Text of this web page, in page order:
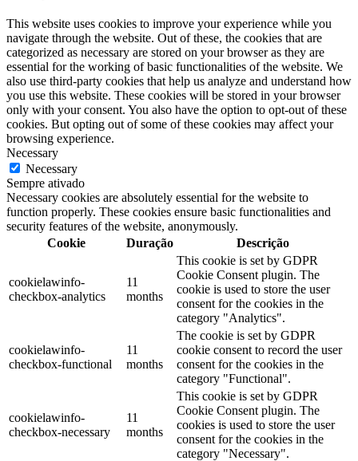
This website uses cookies to improve your experience while you
navigate through the website. Out of these, the cookies that are
categorized as necessary are stored on your browser as they are
essential for the working of basic functionalities of the website. We
also use third-party cookies that help us analyze and understand how
you use this website. These cookies will be stored in your browser
only with your consent. You also have the option to opt-out of these
cookies. But opting out of some of these cookies may affect your
browsing experience.
Necessary
Necessary
Sempre ativado
Necessary cookies are absolutely essential for the website to
function properly. These cookies ensure basic functionalities and
security features of the website, anonymously.
Cookie
Duração Descrição
cookielawinfo-
checkbox-analytics
11
months
This cookie is set by GDPR
Cookie Consent plugin. The
cookie is used to store the user
consent for the cookies in the
category "Analytics".
cookielawinfo-
checkbox-functional
11
months
The cookie is set by GDPR
cookie consent to record the user
consent for the cookies in the
category "Functional".
cookielawinfo-
checkbox-necessary
11
months
This cookie is set by GDPR
Cookie Consent plugin. The
cookies is used to store the user
consent for the cookies in the
category "Necessary".